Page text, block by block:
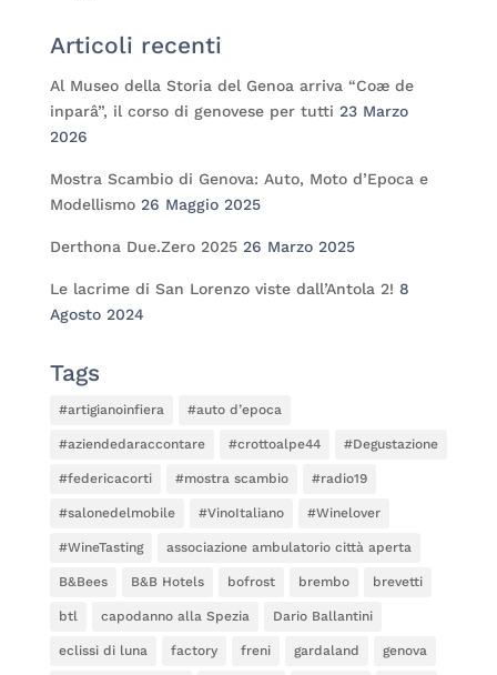
Articoli recenti
Al Museo della Storia del Genoa arriva “Coæ de
inparâ”, il corso di genovese per tutti 23 Marzo
2026
Mostra Scambio di Genova: Auto, Moto d’Epoca e
Modellismo 26 Maggio 2025
Derthona Due.Zero 2025 26 Marzo 2025
Le lacrime di San Lorenzo viste dall’Antola 2! 8
Agosto 2024
Tags
#artigianoinfiera #auto d’epoca
#aziendedaraccontare #crottoalpe44 #Degustazione
#federicacorti #mostra scambio #radio19
#salonedelmobile #VinoItaliano #Winelover
#WineTasting associazione ambulatorio città aperta
B&Bees B&B Hotels bofrost brembo brevetti
btl capodanno alla Spezia Dario Ballantini
eclissi di luna factory freni gardaland genova